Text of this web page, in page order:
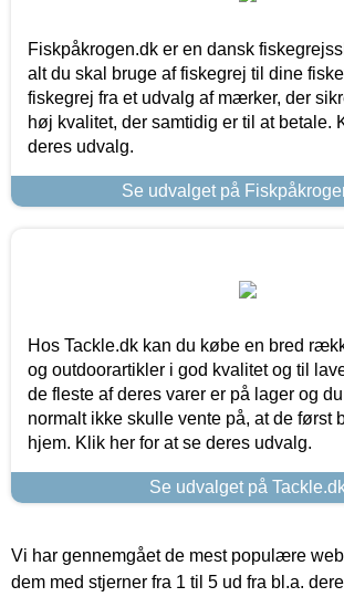
Fiskpåkrogen.dk er en dansk
alt du skal bruge af fiskegrej til dine
fiskegrej fra et udvalg af mærker, der
høj kvalitet, der samtidig er til at betale.
deres udvalg.
Se udvalget på
Hos Tackle.dk kan du købe en bred
og outdoorartikler i god kvalitet og til
de fleste af deres varer er på lager og
normalt ikke skulle vente på, at de først
hjem. Klik her for at se deres udvalg.
Se udvalget på
Vi har gennemgået de mest populære
dem med stjerner fra 1 til 5 ud fra bl.a.